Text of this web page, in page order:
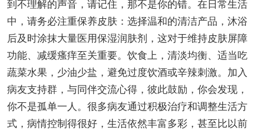
到不理解的声音，请记住，那不是你的错。在日常生活
中，请务必注重保养皮肤：选择温和的清洁产品，沐浴
后及时涂抹大量医用保湿润肤剂，这对于维持皮肤屏障
功能、减缓瘙痒至关重要。饮食上，清淡均衡、适当吃
蔬菜水果，少油少盐，避免过度饮酒或辛辣刺激。加入
病友支持群，与同伴交流心得，彼此鼓励，你会发现，
你不是孤单一人。很多病友通过积极治疗和调整生活方
式，病情控制得很好，生活依然丰富多彩，甚至比以前